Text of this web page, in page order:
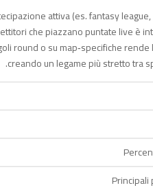
attiva (es. fantasy
che piazzano puntate live è
round o su map‑specifiche
creando un legame più stretto tra